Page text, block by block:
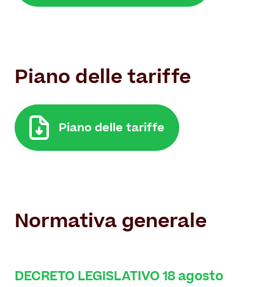
Piano delle tariffe
Piano delle tariffe
Normativa generale
DECRETO LEGISLATIVO 18 agosto